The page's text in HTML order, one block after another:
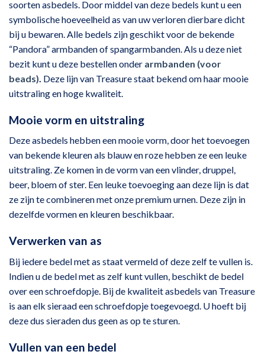
soortenasbedels. Door middel van deze bedels kunt u een
symbolische hoeveelheid as van uw verloren dierbare dicht
bij u bewaren. Alle bedels zijn geschikt voor de bekende
“Pandora” armbanden of spangarmbanden. Als u deze niet
bezit kunt u deze bestellen onder armbanden (voor
beads). Deze lijn van Treasure staat bekend om haar mooie
uitstraling en hoge kwaliteit.
Mooie vorm en uitstraling
Deze asbedels hebben een mooie vorm, door het toevoegen
van bekende kleuren als blauw en roze hebben ze een leuke
uitstraling. Ze komen in de vorm van een vlinder, druppel,
beer, bloem of ster. Een leuke toevoeging aan deze lijn is dat
ze zijn te combineren met onze premium urnen. Deze zijn in
dezelfde vormen en kleuren beschikbaar.
Verwerken van as
Bij iedere bedel met as staat vermeld of deze zelf te vullen is.
Indien u de bedel met as zelf kunt vullen, beschikt de bedel
over een schroefdopje. Bij de kwaliteit asbedels van Treasure
is aan elk sieraad een schroefdopje toegevoegd. U hoeft bij
deze dus sieraden dus geen as op te sturen.
Vullen van een bedel